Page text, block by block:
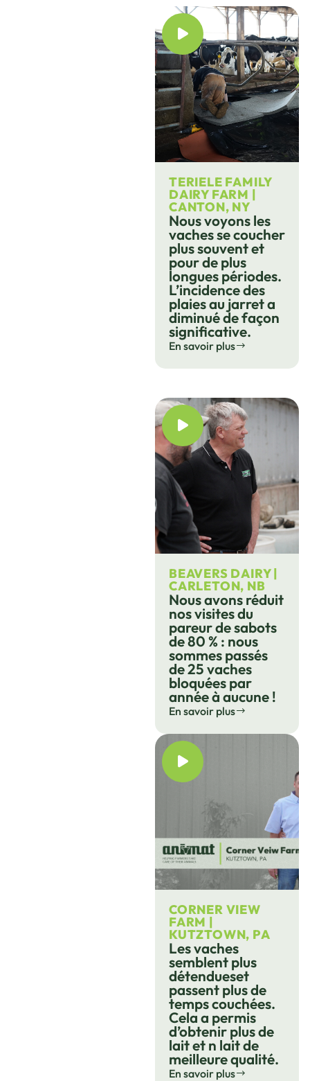
TERIELE FAMILY
DAIRY FARM |
CANTON, NY
Nous voyons les
vaches se coucher
plus souvent et
pour de plus
longues périodes.
L’incidence des
plaies au jarret a
diminué de façon
significative.
En savoir plus
BEAVERS DAIRY |
CARLETON, NB
Nous avons réduit
nos visites du
pareur de sabots
de 80 % : nous
sommes passés
de 25 vaches
bloquées par
année à aucune !
En savoir plus
CORNER VIEW
FARM |
KUTZTOWN, PA
Les vaches
semblent plus
détendueset
passent plus de
temps couchées.
Cela a permis
d’obtenir plus de
lait et n lait de
meilleure qualité.
En savoir plus